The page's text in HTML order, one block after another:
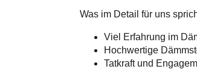
Was im Detail für uns
Viel Erfahrung im
Hochwertige
Tatkraft und